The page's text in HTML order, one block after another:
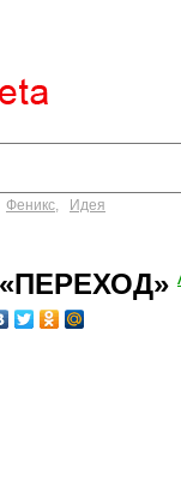
Феникс, Идея